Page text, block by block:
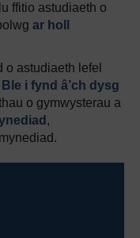
ffitio astudiaeth o
ar holl
o astudiaeth lefel
Ble i fynd â’ch dysg
o gymwysterau a
,